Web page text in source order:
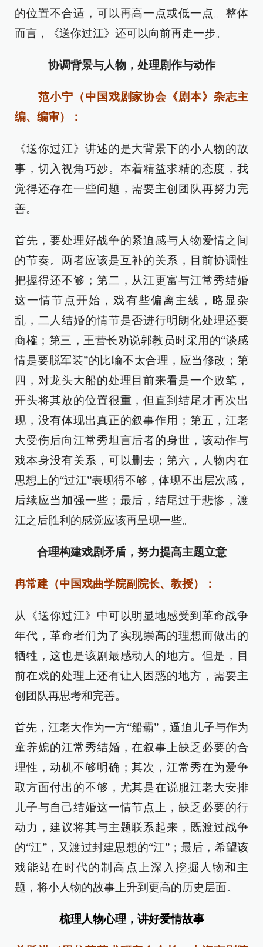
的位置不合适，可以再高一点或低一点。整体
而言，《送你过江》还可以向前再走一步。
协调背景与人物，处理剧作与动作
范小宁（中国戏剧家协会《剧本》杂志主
编、编审）：
《送你过江》讲述的是大背景下的小人物的故
事，切入视角巧妙。本着精益求精的态度，我
觉得还存在一些问题，需要主创团队再努力完
善。
首先，要处理好战争的紧迫感与人物爱情之间
的节奏。两者应该是互补的关系，目前协调性
把握得还不够；第二，从江更富与江常秀结婚
这一情节点开始，戏有些偏离主线，略显杂
乱，二人结婚的情节是否进行明朗化处理还要
商榷；第三，王营长劝说郭教员时采用的“谈感
情是要脱军装”的比喻不太合理，应当修改；第
四，对龙头大船的处理目前来看是一个败笔，
开头将其放的位置很重，但直到结尾才再次出
现，没有体现出真正的叙事作用；第五，江老
大受伤后向江常秀坦言后者的身世，该动作与
戏本身没有关系，可以删去；第六，人物内在
思想上的“过江”表现得不够，体现不出层次感，
后续应当加强一些；最后，结尾过于悲惨，渡
江之后胜利的感觉应该再呈现一些。
合理构建戏剧矛盾，努力提高主题立意
冉常建（中国戏曲学院副院长、教授）：
从《送你过江》中可以明显地感受到革命战争
年代，革命者们为了实现崇高的理想而做出的
牺牲，这也是该剧最感动人的地方。但是，目
前在戏的处理上还有让人困惑的地方，需要主
创团队再思考和完善。
首先，江老大作为一方“船霸”，逼迫儿子与作为
童养媳的江常秀结婚，在叙事上缺乏必要的合
理性，动机不够明确；其次，江常秀在为爱争
取方面付出的不够，尤其是在说服江老大安排
儿子与自己结婚这一情节点上，缺乏必要的行
动力，建议将其与主题联系起来，既渡过战争
的“江”，又渡过封建思想的“江”；最后，希望该
戏能站在时代的制高点上深入挖掘人物和主
题，将小人物的故事上升到更高的历史层面。
梳理人物心理，讲好爱情故事